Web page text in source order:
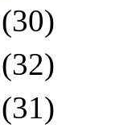
(30)
(32)
(31)